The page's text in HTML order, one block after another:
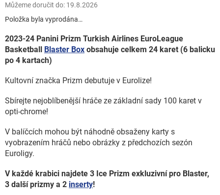
Můžeme doručit do: 19.8.2026
Položka byla vyprodána…
2023-24 Panini Prizm Turkish Airlines EuroLeague
Basketball
Blaster Box obsahuje celkem 24 karet (6 balicku
po 4 kartach)
Kultovní značka Prizm debutuje v Eurolize!
Sbírejte nejoblíbenější hráče ze základní sady 100 karet v
opti-chrome!
V balíčcích mohou být náhodně obsaženy karty s
vyobrazením hráčů nebo obrázky z předchozích sezón
Euroligy.
V každé krabici najdete 3 Ice Prizm exkluzivní pro Blaster,
3 další prizmy a 2 inserty!